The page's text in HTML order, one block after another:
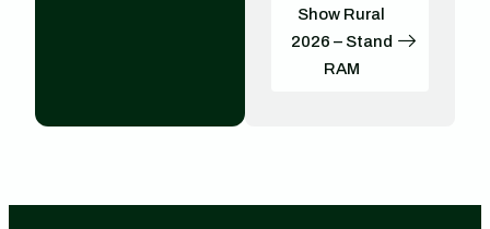
Show Rural
2026 – Stand
RAM